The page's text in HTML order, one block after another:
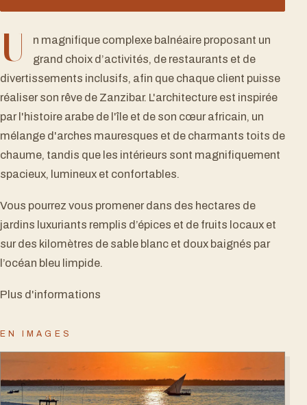
U
n magnifique complexe balnéaire proposant un
grand choix d’activités, de restaurants et de
divertissements inclusifs, afin que chaque client puisse
réaliser son rêve de Zanzibar. L'architecture est inspirée
par l'histoire arabe de l'île et de son cœur africain, un
mélange d'arches mauresques et de charmants toits de
chaume, tandis que les intérieurs sont magnifiquement
spacieux, lumineux et confortables.
Vous pourrez vous promener dans des hectares de
jardins luxuriants remplis d’épices et de fruits locaux et
sur des kilomètres de sable blanc et doux baignés par
l’océan bleu limpide.
Plus d'informations
EN IMAGES